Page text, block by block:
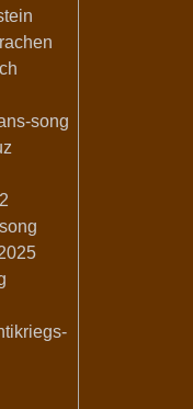
song